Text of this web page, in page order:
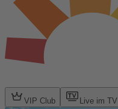
VIP Club Live im TV